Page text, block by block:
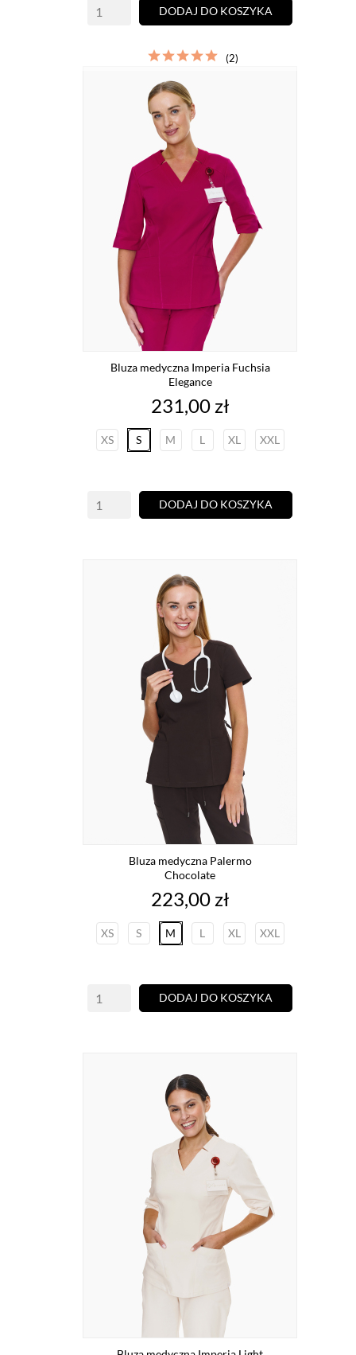
DODAJ DO KOSZYKA
(2)
Bluza medyczna Imperia Fuchsia
Elegance
Cena
231,00 zł
XS S M L XL XXL
DODAJ DO KOSZYKA
Bluza medyczna Palermo
Chocolate
Cena
223,00 zł
XS S M L XL XXL
DODAJ DO KOSZYKA